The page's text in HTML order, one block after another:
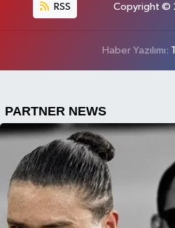
RSS Copyright ©
Haber Yazılımı: